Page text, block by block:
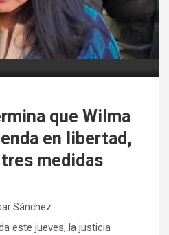
que Wilma
en libertad,
medidas
Sánchez
este jueves, la justicia